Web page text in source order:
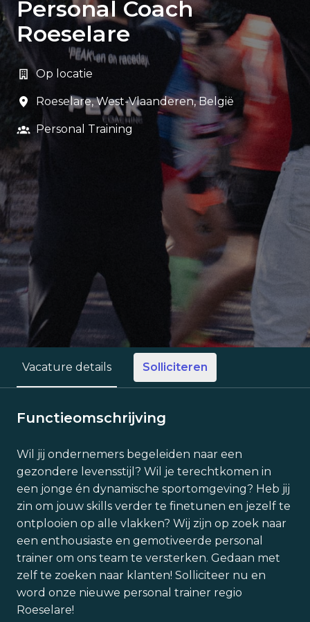
Personal Coach
Roeselare
Op locatie
Roeselare, West-Vlaanderen, België
Personal Training
Vacature details Solliciteren
Functieomschrijving
Wil jij ondernemers begeleiden naar een
gezondere levensstijl? Wil je terechtkomen in
een jonge én dynamische sportomgeving? Heb jij
zin om jouw skills verder te finetunen en jezelf te
ontplooien op alle vlakken? Wij zijn op zoek naar
een enthousiaste en gemotiveerde personal
trainer om ons team te versterken. Gedaan met
zelf te zoeken naar klanten! Solliciteer nu en
word onze nieuwe personal trainer regio
Roeselare!